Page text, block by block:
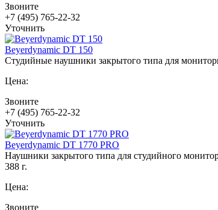
Звоните
+7 (495) 765-22-32
Уточнить
Beyerdynamic DT 150
Cтудийные наушники закрытого типа для
Цена:
Звоните
+7 (495) 765-22-32
Уточнить
Beyerdynamic DT 1770 PRO
Наушники закрытого типа для студийного
388 г.
Цена:
Звоните